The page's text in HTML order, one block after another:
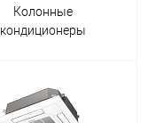
Колонные
кондиционеры